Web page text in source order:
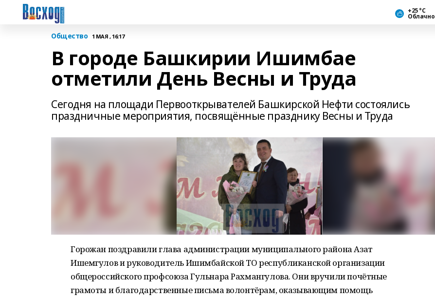
+25 °С
Облачно
Общество 1 МАЯ , 16:17
В городе Башкирии Ишимбае
отметили День Весны и Труда
Сегодня на площади Первооткрывателей Башкирской Нефти состоялись
праздничные мероприятия, посвящённые празднику Весны и Труда
Горожан поздравили глава администрации муниципального района Азат
Ишемгулов и руководитель Ишимбайской ТО республиканской организации
общероссийского профсоюза Гульнара Рахмангулова. Они вручили почётные
грамоты и благодарственные письма волонтёрам, оказывающим помощь